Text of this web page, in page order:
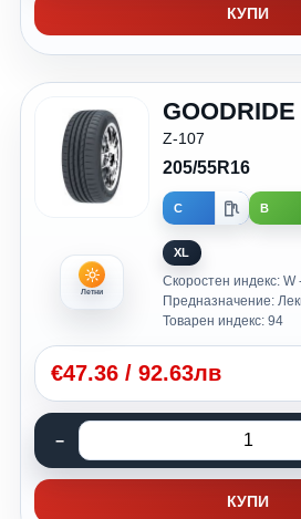
КУПИ
Летни
GOODRIDE
Z-107
205/55R16
C B
XL
Скоростен индекс: W
Предназначение:
Товарен индекс: 94
€47.36 / 92.63лв
КУПИ